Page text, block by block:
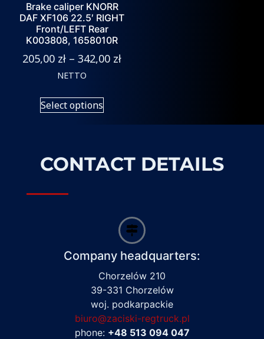
Brake caliper KNORR
DAF XF106 22.5′ RIGHT
Front/LEFT Rear
K003808, 1658010R
205,00 zł – 342,00 zł
NETTO
Select options
CONTACT DETAILS
Company headquarters:
Chorzelów 210
39-331 Chorzelów
woj. podkarpackie
biuro@zaciski-regtruck.pl
phone: +48 513 094 047